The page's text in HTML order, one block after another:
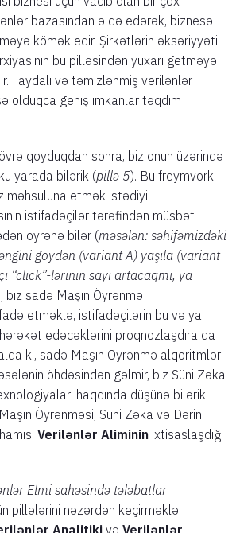
bazasından əldə edərək, biznesə
kömək edir. Şirkətlərin əksəriyyəti
bu pilləsindən yuxarı getməyə
Faydalı və təmizlənmiş verilənlər
olduqca geniş imkanlar təqdim
qoyduqdan sonra, biz onun üzərində
yarada bilərik (pillə 5). Bu freymvork
məhsuluna etmək istədiyi
istifadəçilər tərəfindən müsbət
öyrənə bilər (məsələn: səhifəmizdəki
göydən (variant A) yaşıla (variant
“click”-lərinin sayı artacaqmı, ya
biz sadə Maşın Öyrənmə
etməklə, istifadəçilərin bu və ya
edəcəklərini proqnozlaşdıra da
ki, sadə Maşın Öyrənmə alqoritmləri
öhdəsindən gəlmir, biz Süni Zəka
haqqında düşünə bilərik
Öyrənməsi, Süni Zəka və Dərin
Verilənlər Aliminin ixtisaslaşdığı
Elmi sahəsində tələbatlar
pillələrini nəzərdən keçirməklə